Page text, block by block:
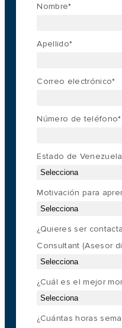
Nombre*
Apellido*
Correo electrónico*
Número de teléfono*
Estado de Venezuela
Motivación para
¿Quieres ser
Consultant (Asesor
¿Cuál es el mejor
¿Cuántas horas